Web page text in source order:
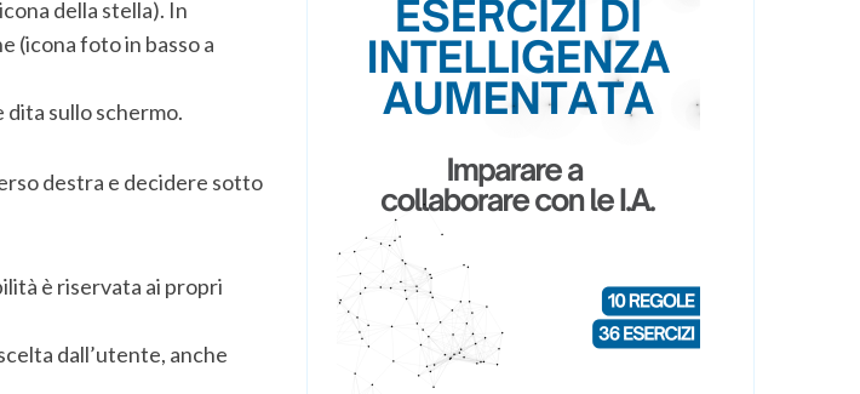
della stella). In
(icona foto in basso a
sullo schermo.
destra e decidere sotto
è riservata ai propri
dall’utente, anche